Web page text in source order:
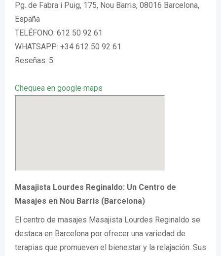
Pg. de Fabra i Puig, 175, Nou Barris, 08016 Barcelona,
España
TELÉFONO: 612 50 92 61
WHATSAPP: +34 612 50 92 61
Reseñas: 5
Chequea en google maps
Masajista Lourdes Reginaldo: Un Centro de
Masajes en Nou Barris (Barcelona)
El centro de masajes Masajista Lourdes Reginaldo se
destaca en Barcelona por ofrecer una variedad de
terapias que promueven el bienestar y la relajación. Sus